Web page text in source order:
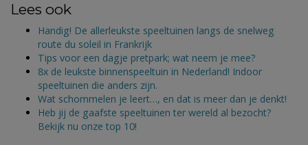
Lees ook
Handig! De allerleukste speeltuinen langs de snelweg
route du soleil in Frankrijk
Tips voor een dagje pretpark; wat neem je mee?
8x de leukste binnenspeeltuin in Nederland! Indoor
speeltuinen die anders zijn.
Wat schommelen je leert…, en dat is meer dan je denkt!
Heb jij de gaafste speeltuinen ter wereld al bezocht?
Bekijk nu onze top 10!